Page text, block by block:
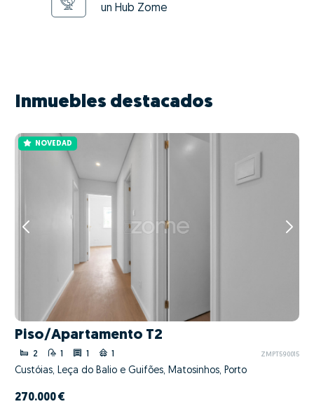
un Hub Zome
Inmuebles destacados
NOVEDAD
Piso/Apartamento T2
2 1 1 1 ZMPT590015
Custóias, Leça do Balio e Guifões, Matosinhos, Porto
270.000 €